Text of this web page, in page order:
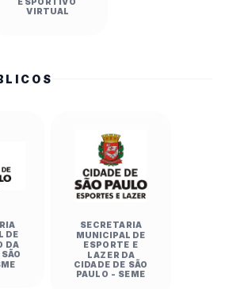
VIRTUAL
DE
DA
SECRETARIA
MUNICIPAL DE
ESPORTE E
LAZER DA
CIDADE DE SÃO
PAULO - SEME